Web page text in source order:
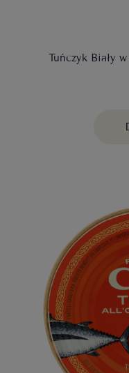
Tuńczyk Biały